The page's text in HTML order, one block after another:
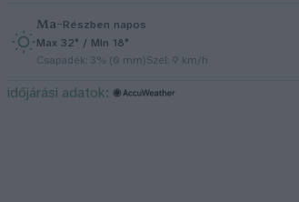
Ma–Részben napos
Max 32° / Min 18°
Csapadék: 3% (0 mm)Szél: 9 km/h
időjárási adatok: